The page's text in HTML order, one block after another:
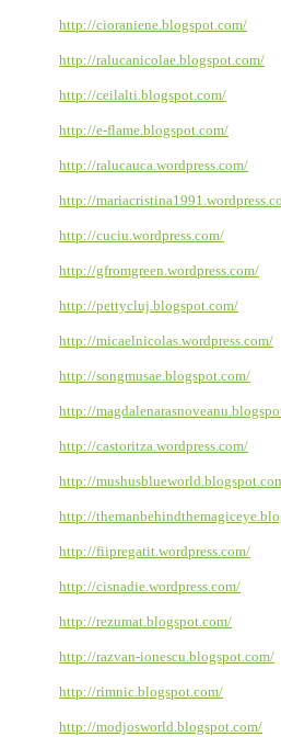
http://cioraniene.blogspot.com/
http://ralucanicolae.blogspot.com/
http://ceilalti.blogspot.com/
http://e-flame.blogspot.com/
http://ralucauca.wordpress.com/
http://
http://cuciu.wordpress.com/
http://gfromgreen.wordpress.com/
http://pettycluj.blogspot.com/
http://micaelnicolas.wordpress.com/
http://songmusae.blogspot.com/
http://
http://castoritza.wordpress.com/
http://
http://
http://fiipregatit.wordpress.com/
http://cisnadie.wordpress.com/
http://rezumat.blogspot.com/
http://razvan-ionescu.blogspot.com/
http://rimnic.blogspot.com/
http://modjosworld.blogspot.com/